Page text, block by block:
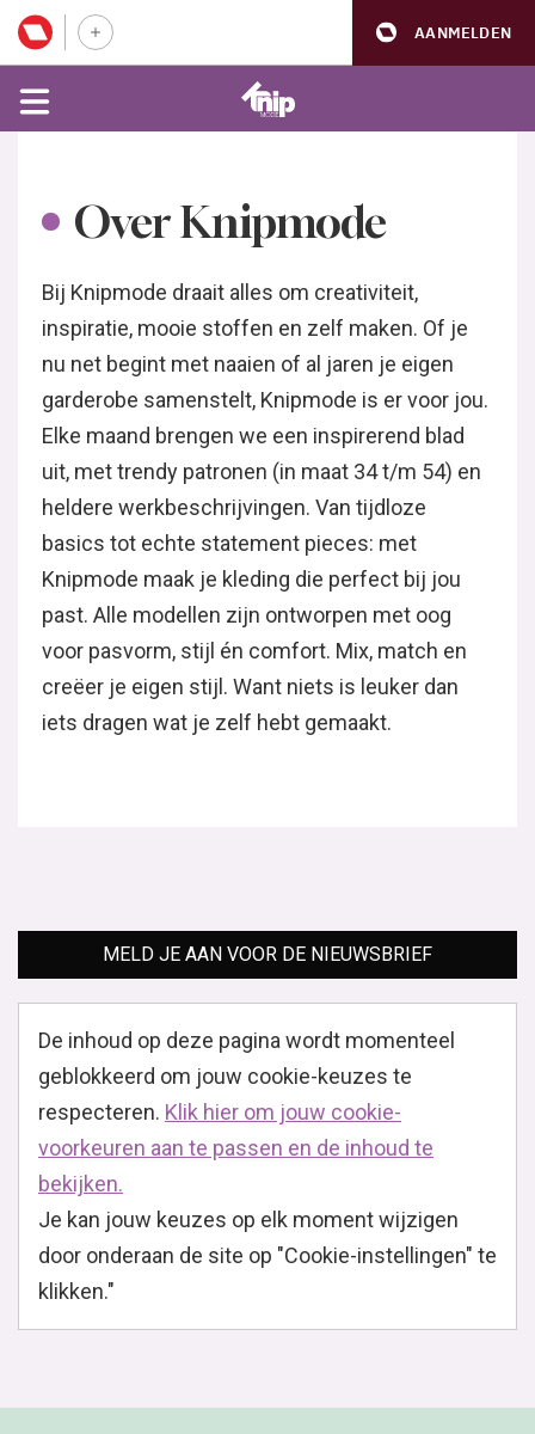
AANMELDEN
Over Knipmode
Bij Knipmode draait alles om creativiteit,
inspiratie, mooie stoffen en zelf maken. Of je
nu net begint met naaien of al jaren je eigen
garderobe samenstelt, Knipmode is er voor jou.
Elke maand brengen we een inspirerend blad
uit, met trendy patronen (in maat 34 t/m 54) en
heldere werkbeschrijvingen. Van tijdloze
basics tot echte statement pieces: met
Knipmode maak je kleding die perfect bij jou
past. Alle modellen zijn ontworpen met oog
voor pasvorm, stijl én comfort. Mix, match en
creëer je eigen stijl. Want niets is leuker dan
iets dragen wat je zelf hebt gemaakt.
MELD JE AAN VOOR DE NIEUWSBRIEF
De inhoud op deze pagina wordt momenteel
geblokkeerd om jouw cookie-keuzes te
respecteren. Klik hier om jouw cookie-
voorkeuren aan te passen en de inhoud te
bekijken.
Je kan jouw keuzes op elk moment wijzigen
door onderaan de site op "Cookie-instellingen" te
klikken."